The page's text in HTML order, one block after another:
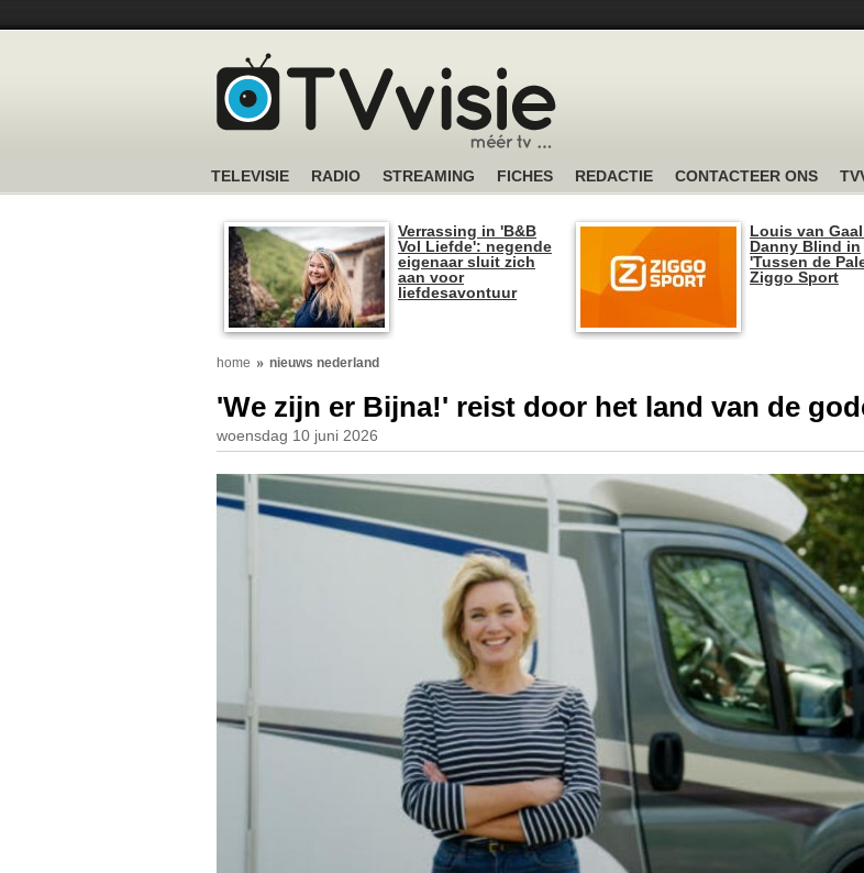
TELEVISIE RADIO STREAMING FICHES REDACTIE CONTACTEER ONS
Verrassing in 'B&B
Vol Liefde': negende
eigenaar sluit zich
aan voor
liefdesavontuur
Louis van
Danny Blind in
'Tussen de
Ziggo Sport
home nieuws nederland
'We zijn er Bijna!' reist door het land van de
woensdag 10 juni 2026